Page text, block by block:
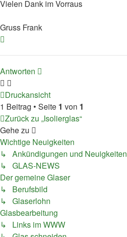
Vielen Dank im Vorraus
Gruss Frank
Antworten
Druckansicht
1 Beitrag • Seite 1 von 1
Zurück zu „Isolierglas“
Gehe zu
Wichtige Neuigkeiten
↳ Ankündigungen und Neuigkeiten
↳ GLAS-NEWS
Der gemeine Glaser
↳ Berufsbild
↳ Glaserlohn
Glasbearbeitung
↳ Links im WWW